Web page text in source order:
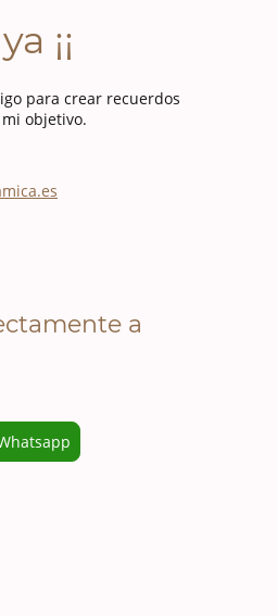
¡¡
para crear recuerdos
objetivo.
a